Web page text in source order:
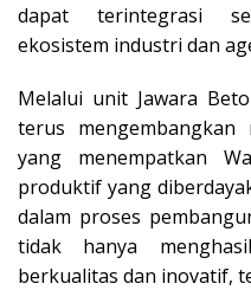
dapat terintegrasi
ekosistem industri dan
Melalui unit Jawara
terus
yang menempatkan
produktif yang
dalam proses
tidak hanya
berkualitas dan inovatif,